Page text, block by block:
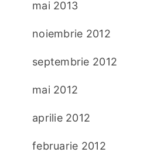
mai 2013
noiembrie 2012
septembrie 2012
mai 2012
aprilie 2012
februarie 2012